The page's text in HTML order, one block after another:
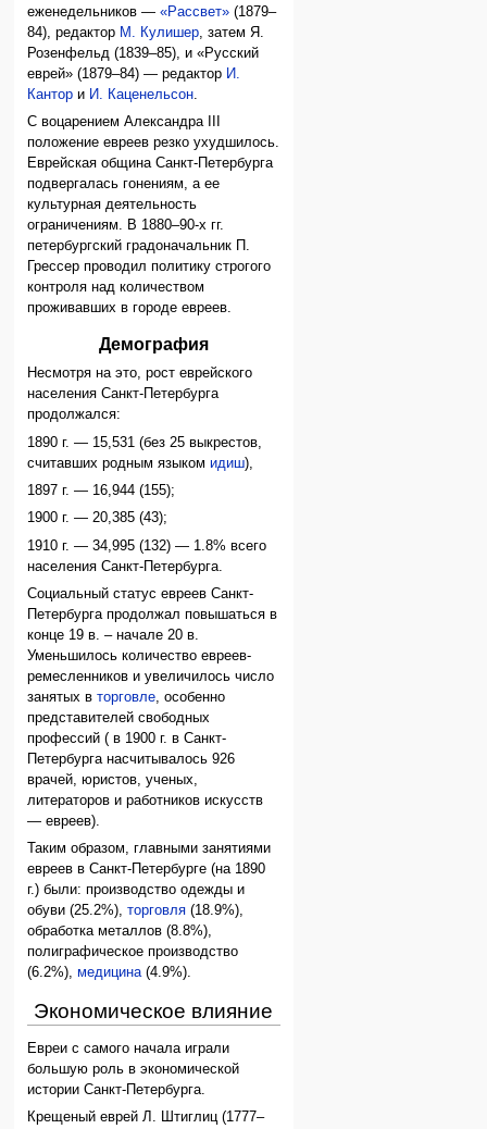
еженедельников —«Рассвет» (1879–
84), редактор М. Кулишер , затем Я.
Розенфельд (1839–85), и «Русский
еврей» (1879–84) — редактор И.
Кантор и И. Каценельсон
С воцарением Александра III
положение евреев резко ухудшилось.
Еврейская община Санкт-Петербурга
подвергалась гонениям, а ее
культурная деятельность
ограничениям. В 1880–90-х гг.
петербургский градоначальник П.
Грессер проводил политику строгого
контроля над количеством
проживавших в городе евреев.
Демография
Несмотря на это, рост еврейского
населения Санкт-Петербурга
продолжался:
1890 г. — 15,531 (без 25 выкрестов,
считавших родным языкомидиш),
1897 г. — 16,944 (155);
1900 г. — 20,385 (43);
1910 г. — 34,995 (132) — 1.8% всего
населения Санкт-Петербурга.
Социальный статус евреев Санкт-
Петербурга продолжал повышаться в
конце 19 в. – начале 20 в.
Уменьшилось количество евреев-
ремесленников и увеличилось число
занятых вторговле, особенно
представителей свободных
профессий ( в 1900 г. в Санкт-
Петербурга насчитывалось 926
врачей, юристов, ученых,
литераторов и работников искусств
— евреев).
Таким образом, главными занятиями
евреев в Санкт-Петербурге (на 1890
г.) были: производство одежды и
обуви (25.2%),торговля (18.9%),
обработка металлов (8.8%),
полиграфическое производство
(6.2%),медицина(4.9%).
Экономическое влияние
Евреи с самого начала играли
большую роль в экономической
истории Санкт-Петербурга.
Крещеный еврей Л. Штиглиц (1777–